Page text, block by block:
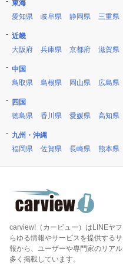
東海
愛知県
岐阜県 静岡県 三重県
近畿
大阪府
兵庫県 京都府 滋賀県
中国
鳥取県
島根県 岡山県 広島県
四国
徳島県
香川県 愛媛県 高知県
九州・沖縄
福岡県
佐賀県 長崎県 熊本県
carview!（カービュー）はLINEヤ
らゆる情報やサービスを提供する
報から、ユーザーや専門家のリア
多く掲載しています。